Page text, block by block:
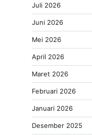
Juli 2026
Juni 2026
Mei 2026
April 2026
Maret 2026
Februari 2026
Januari 2026
Desember 2025